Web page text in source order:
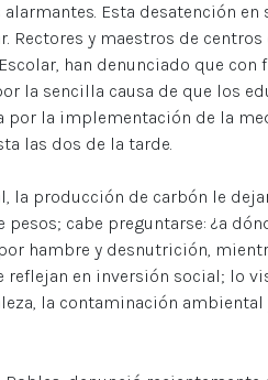
Esta desatención en
y maestros de
han denunciado que con
la sencilla causa de que los
por la implementación de la
las dos de la tarde.
la producción de carbón le
cabe preguntarse: ¿a
hambre y desnutrición,
reflejan en inversión social; lo
la contaminación